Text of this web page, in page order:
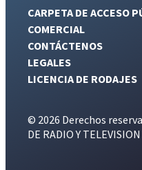
CARPETA DE ACCESO
COMERCIAL
CONTÁCTENOS
LEGALES
LICENCIA DE RODAJES
© 2026 Derechos
DE RADIO Y